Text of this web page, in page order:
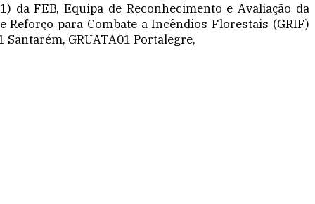
da FEB, Equipa de Reconhecimento e Avaliação da
Reforço para Combate a Incêndios Florestais (GRIF)
Santarém, GRUATA01 Portalegre,